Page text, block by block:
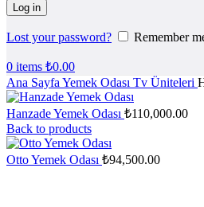
Log in
Lost your password? Remember
0 items ₺0.00
Ana Sayfa Yemek Odası Tv Üniteleri
Hanzade Yemek Odası ₺110,000.00
Back to products
Otto Yemek Odası ₺94,500.00